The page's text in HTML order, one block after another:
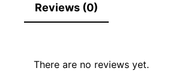
Reviews (0)
There are no reviews yet.